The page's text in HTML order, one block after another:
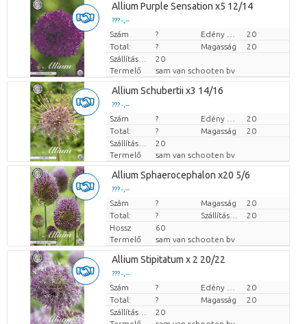
Allium Purple Sensation x5 12/14
??? -,--
Darabb ár
Szám ?
20
Total:
? Magasság
20
Szállítási magasság
20
Termelő
sam van schooten bv
Allium Schubertii x3 14/16
??? -,--
Darabb ár
Szám ?
20
Total:
? Magasság
20
Szállítási magasság
20
Termelő
sam van schooten bv
Allium Sphaerocephalon x20 5/6
??? -,--
Darabb ár
Szám ? Magasság
20
Total:
?
20
Hossz
60
Termelő
sam van schooten bv
Allium Stipitatum x 2 20/22
??? -,--
Darabb ár
Szám ?
20
Total:
? Magasság
20
Szállítási magasság
20